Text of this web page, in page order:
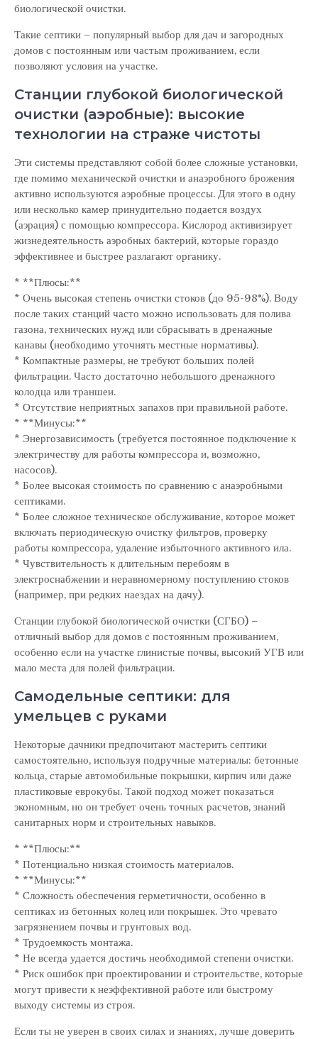
биологической очистки.
Такие септики – популярный выбор для дач и загородных
домов с постоянным или частым проживанием, если
позволяют условия на участке.
Станции глубокой биологической
очистки (аэробные): высокие
технологии на страже чистоты
Эти системы представляют собой более сложные установки,
где помимо механической очистки и анаэробного брожения
активно используются аэробные процессы. Для этого в одну
или несколько камер принудительно подается воздух
(аэрация) с помощью компрессора. Кислород активизирует
жизнедеятельность аэробных бактерий, которые гораздо
эффективнее и быстрее разлагают органику.
* **Плюсы:**
* Очень высокая степень очистки стоков (до 95-98%). Воду
после таких станций часто можно использовать для полива
газона, технических нужд или сбрасывать в дренажные
канавы (необходимо уточнять местные нормативы).
* Компактные размеры, не требуют больших полей
фильтрации. Часто достаточно небольшого дренажного
колодца или траншеи.
* Отсутствие неприятных запахов при правильной работе.
* **Минусы:**
* Энергозависимость (требуется постоянное подключение к
электричеству для работы компрессора и, возможно,
насосов).
* Более высокая стоимость по сравнению с анаэробными
септиками.
* Более сложное техническое обслуживание, которое может
включать периодическую очистку фильтров, проверку
работы компрессора, удаление избыточного активного ила.
* Чувствительность к длительным перебоям в
электроснабжении и неравномерному поступлению стоков
(например, при редких наездах на дачу).
Станции глубокой биологической очистки (СГБО) –
отличный выбор для домов с постоянным проживанием,
особенно если на участке глинистые почвы, высокий УГВ или
мало места для полей фильтрации.
Самодельные септики: для
умельцев с руками
Некоторые дачники предпочитают мастерить септики
самостоятельно, используя подручные материалы: бетонные
кольца, старые автомобильные покрышки, кирпич или даже
пластиковые еврокубы. Такой подход может показаться
экономным, но он требует очень точных расчетов, знаний
санитарных норм и строительных навыков.
* **Плюсы:**
* Потенциально низкая стоимость материалов.
* **Минусы:**
* Сложность обеспечения герметичности, особенно в
септиках из бетонных колец или покрышек. Это чревато
загрязнением почвы и грунтовых вод.
* Трудоемкость монтажа.
* Не всегда удается достичь необходимой степени очистки.
* Риск ошибок при проектировании и строительстве, которые
могут привести к неэффективной работе или быстрому
выходу системы из строя.
Если ты не уверен в своих силах и знаниях, лучше доверить